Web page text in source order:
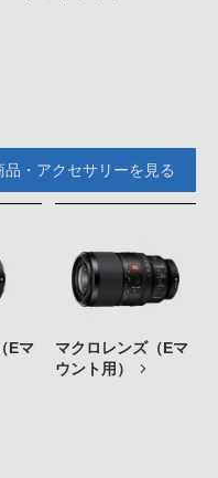
・アクセサリーを見る
Eマ
マクロレンズ（Eマ
ウント用）